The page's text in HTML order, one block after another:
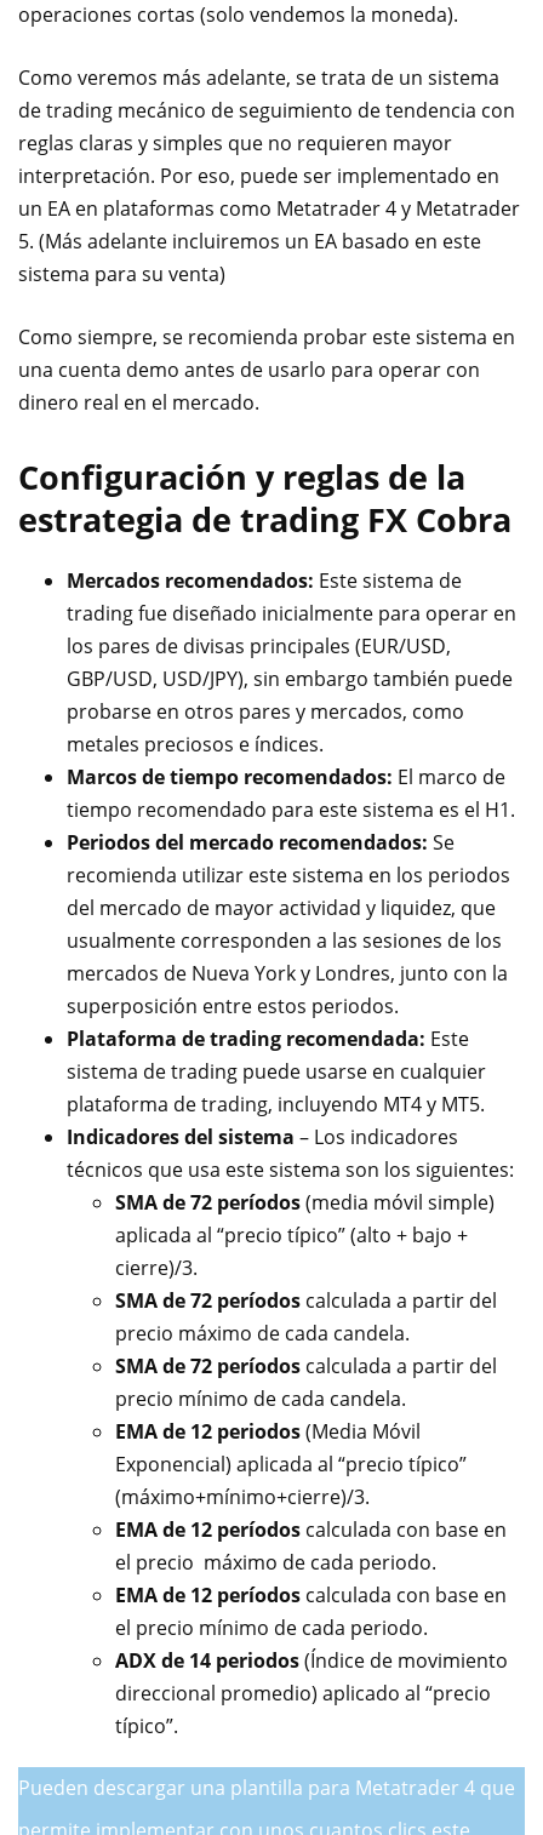
operaciones cortas (solo vendemos la moneda).
Como veremos más adelante, se trata de un sistema
de trading mecánico de seguimiento de tendencia con
reglas claras y simples que no requieren mayor
interpretación. Por eso, puede ser implementado en
un EA en plataformas como Metatrader 4 y Metatrader
5. (Más adelante incluiremos un EA basado en este
sistema para su venta)
Como siempre, se recomienda probar este sistema en
una cuenta demo antes de usarlo para operar con
dinero real en el mercado.
Configuración y reglas de la
estrategia de trading FX Cobra
Mercados recomendados: Este sistema de
trading fue diseñado inicialmente para operar en
los pares de divisas principales (EUR/USD,
GBP/USD, USD/JPY), sin embargo también puede
probarse en otros pares y mercados, como
metales preciosos e índices.
Marcos de tiempo recomendados: El marco de
tiempo recomendado para este sistema es el H1.
Periodos del mercado recomendados: Se
recomienda utilizar este sistema en los periodos
del mercado de mayor actividad y liquidez, que
usualmente corresponden a las sesiones de los
mercados de Nueva York y Londres, junto con la
superposición entre estos periodos.
Plataforma de trading recomendada: Este
sistema de trading puede usarse en cualquier
plataforma de trading, incluyendo MT4 y MT5.
Indicadores del sistema – Los indicadores
técnicos que usa este sistema son los siguientes:
SMA de 72 períodos(media móvil simple)
aplicada al “precio típico” (alto + bajo +
cierre)/3.
SMA de 72 períodos calculada a partir del
precio máximo de cada candela.
SMA de 72 períodos calculada a partir del
precio mínimo de cada candela.
EMA de 12 periodos(Media Móvil
Exponencial) aplicada al “precio típico”
(máximo+mínimo+cierre)/3.
EMA de 12 períodos calculada con base en
el precio máximo de cada periodo.
EMA de 12 períodos calculada con base en
el precio mínimo de cada periodo.
ADX de 14 periodos(Índice de movimiento
direccional promedio) aplicado al “precio
típico”.
Pueden descargar una plantilla para Metatrader 4 que